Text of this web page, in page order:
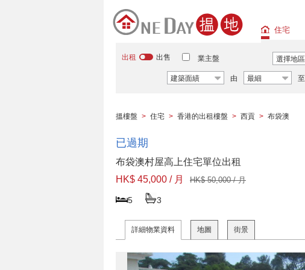
住宅
出租 出售 業主盤 選擇地區
建築面績 由 最細 至
搵樓盤 > 住宅 > 香港的出租樓盤 > 西貢 > 布袋澳
已過期
布袋澳村屋高上住宅單位出租
HK$ 45,000 / 月
HK$ 50,000 / 月
5 3
詳細物業資料 地圖 街景